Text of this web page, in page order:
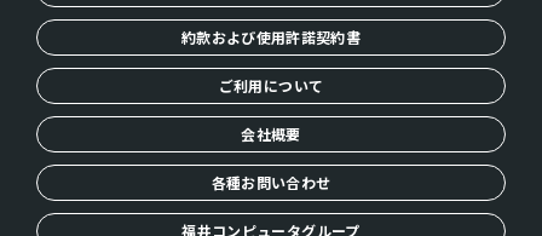
約款および使用許諾契約書
ご利用について
会社概要
各種お問い合わせ
福井コンピュータグループ